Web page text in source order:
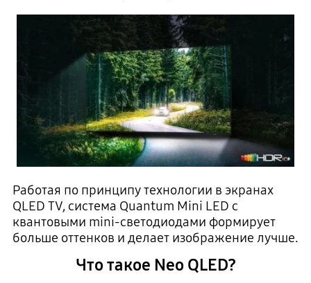
Работая по принципу технологии в экранах
QLED TV, система Quantum Mini LED с
квантовыми mini-светодиодами формирует
больше оттенков и делает изображение лучше.
Что такое Neo QLED?